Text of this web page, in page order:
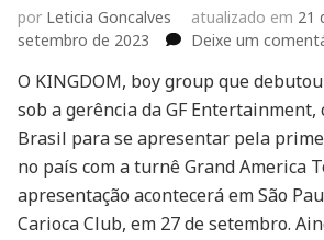
por Leticia Goncalves atualizado em 21
setembro de 2023
Deixe um
O KINGDOM, boy group que
sob a gerência da GF Entertainment,
Brasil para se apresentar pela
no país com a turnê Grand America
apresentação acontecerá em São
Carioca Club, em 27 de setembro.